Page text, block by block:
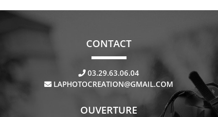
CONTACT
03.29.63.06.04
LAPHOTOCREATION@GMAIL.COM
OUVERTURE